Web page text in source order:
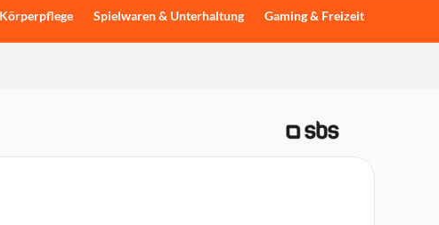
Spielwaren & Unterhaltung Gaming & Freizeit